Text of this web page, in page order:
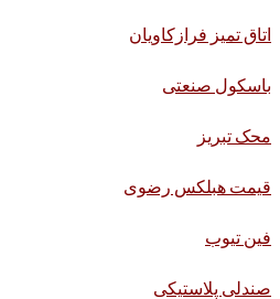
اتاق تمیز فرازکاویان
باسکول صنعتی
محک تبریز
قیمت هبلکس رضوی
فین تیوب
صندلی پلاستیکی